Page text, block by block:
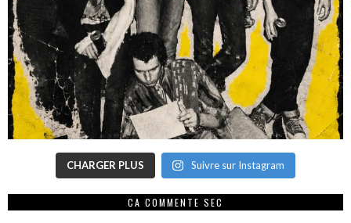
CHARGER PLUS Suivre sur Instagram
CA COMMENTE SEC